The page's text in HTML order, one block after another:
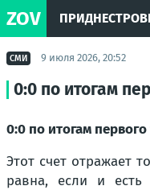
ZOV
СМИ 9 июля 2026, 20:52
0:0 по итогам
0:0 по итогам первого
Этот счет отражает
равна, если и